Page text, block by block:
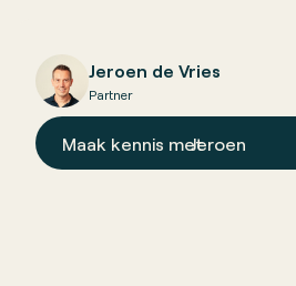
Jeroen de Vries
Partner
Maak kennis metJeroen